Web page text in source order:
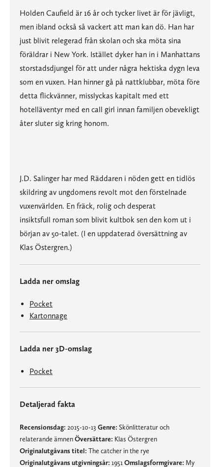
Holden Caufield är 16 år och tycker livet är för jävligt,
men ibland också så vackert att man kan dö. Han har
just blivit relegerad från skolan och ska möta sina
föräldrar i New York. Istället dyker han in i Manhattans
storstadsdjungel för att under några hektiska dygn leva
som en vuxen. Han hinner gå på nattklubbar, möta före
detta flickvänner, misslyckas kapitalt med ett
hotelläventyr med en call girl innan familjen obevekligt
åter sluter sig kring honom.
J.D. Salinger har med Räddaren i nöden gett en tidlös
skildring av ungdomens revolt mot den förstelnade
vuxenvärlden. En fräck, rolig och desperat
insiktsfull roman som blivit kultbok sen den kom ut i
början av 50-talet. (I en uppdaterad översättning av
Klas Östergren.)
Ladda ner omslag
Pocket
Kartonnage
Ladda ner 3D-omslag
Pocket
Detaljerad fakta
Recensionsdag: 2015-10-13 Genre: Skönlitteratur och
relaterande ämnenÖversättare: Klas Östergren
Originalutgåvans titel: The catcher in the rye
Originalutgåvans utgivningsår: 1951 Omslagsformgivare: My